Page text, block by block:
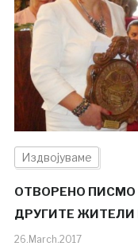
Издвојуваме
ОТВОРЕНО
ДРУГИТЕ ЖИТЕЛИ
26.March.2017